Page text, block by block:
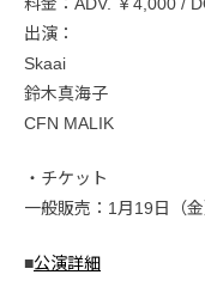
出演：
Skaai
鈴木真海子
CFN MALIK
・チケット
一般販売：1月19日（
■公演詳細